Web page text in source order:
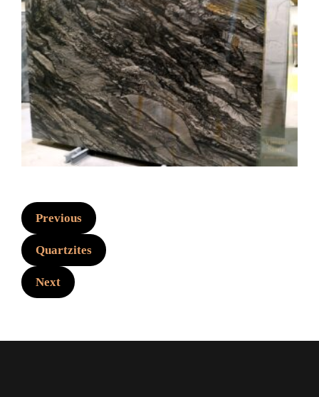
Previous
Quartzites
Next